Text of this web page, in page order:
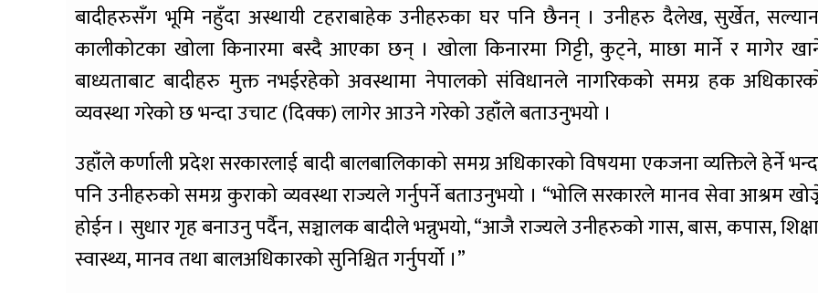
बादीहरुसँग भूमि नहुँदा अस्थायी टहराबाहेक उनीहरुका घर पनि छैनन् । उनीहरु दैलेख, सुर्खेत,
कालीकोटका खोला किनारमा बस्दै आएका छन् । खोला किनारमा गिट्टी, कुट्ने, माछा मार्ने र मागेर
बाध्यताबाट बादीहरु मुक्त नभईरहेको अवस्थामा नेपालको संविधानले नागरिकको समग्र हक
व्यवस्था गरेको छ भन्दा उचाट (दिक्क) लागेर आउने गरेको उहाँले बताउनुभयो ।
उहाँले कर्णाली प्रदेश सरकारलाई बादी बालबालिकाको समग्र अधिकारको विषयमा एकजना व्यक्तिले हेर्ने
पनि उनीहरुको समग्र कुराको व्यवस्था राज्यले गर्नुपर्ने बताउनुभयो । “भोलि सरकारले मानव सेवा आश्रम
होईन । सुधार गृह बनाउनु पर्दैन, सञ्चालक बादीले भन्नुभयो, “आजै राज्यले उनीहरुको गास, बास, कपास,
स्वास्थ्य, मानव तथा बालअधिकारको सुनिश्चित गर्नुपर्यो ।”